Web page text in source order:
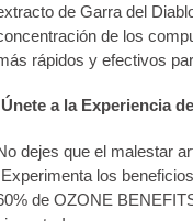
de Garra del
de los
rápidos y efectivos
a la Experiencia
dejes que el malestar
los
de OZONE